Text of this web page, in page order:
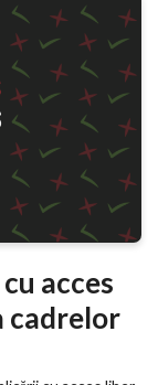
acces
cadrelor